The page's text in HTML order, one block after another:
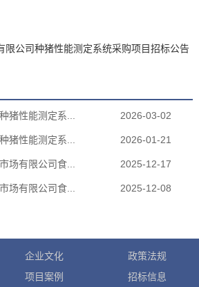
限公司种猪性能测定系统采购项目招标公告
猪性能测定系... 2026-03-02
猪性能测定系... 2026-01-21
场有限公司食... 2025-12-17
场有限公司食... 2025-12-08
企业文化
政策法规
项目案例 招标信息